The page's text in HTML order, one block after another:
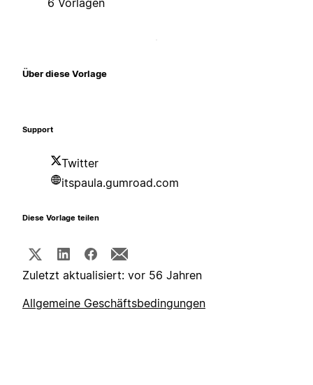
Über diese Vorlage
Support
Twitter
itspaula.gumroad.com
Diese Vorlage teilen
Zuletzt aktualisiert: vor 56 Jahren
Allgemeine Geschäftsbedingungen